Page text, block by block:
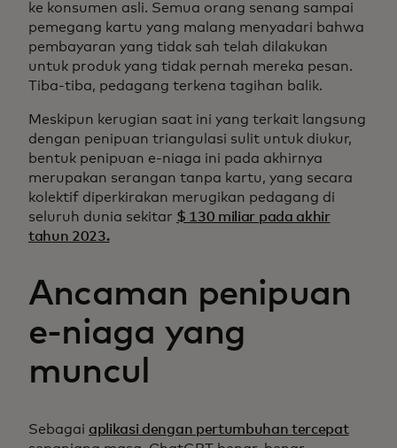
ke konsumen asli. Semua orang senang sampai
pemegang kartu yang malang menyadari bahwa
pembayaran yang tidak sah telah dilakukan
untuk produk yang tidak pernah mereka pesan.
Tiba-tiba, pedagang terkena tagihan balik.
Meskipun kerugian saat ini yang terkait langsung
dengan penipuan triangulasi sulit untuk diukur,
bentuk penipuan e-niaga ini pada akhirnya
merupakan serangan tanpa kartu, yang secara
kolektif diperkirakan merugikan pedagang di
seluruh dunia sekitar $ 130 miliar pada akhir
tahun 2023.
Ancaman penipuan
e-niaga yang
muncul
Sebagai aplikasi dengan pertumbuhan tercepat